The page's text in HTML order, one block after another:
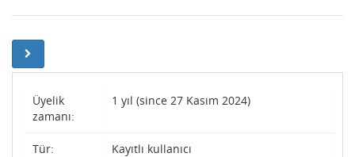
Üyelik
zamanı:
1 yıl (since 27 Kasım 2024)
Tür: Kayıtlı kullanıcı